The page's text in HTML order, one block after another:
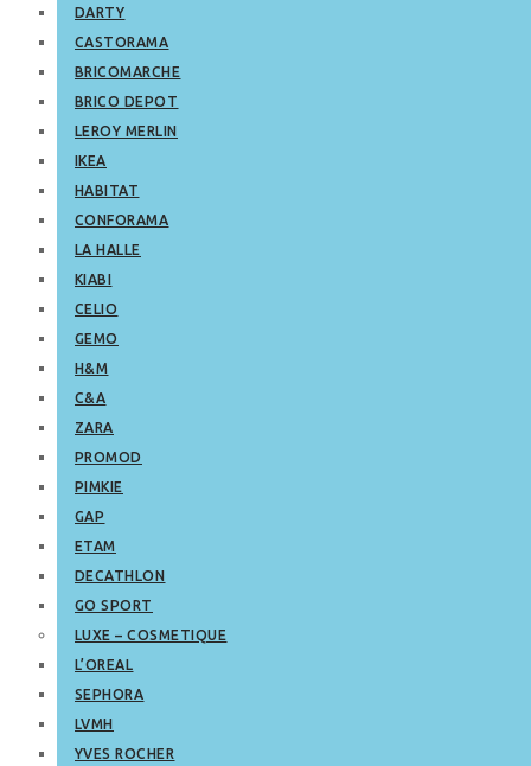
DARTY
CASTORAMA
BRICOMARCHE
BRICO DEPOT
LEROY MERLIN
IKEA
HABITAT
CONFORAMA
LA HALLE
KIABI
CELIO
GEMO
H&M
C&A
ZARA
PROMOD
PIMKIE
GAP
ETAM
DECATHLON
GO SPORT
LUXE – COSMETIQUE
L’OREAL
SEPHORA
LVMH
YVES ROCHER